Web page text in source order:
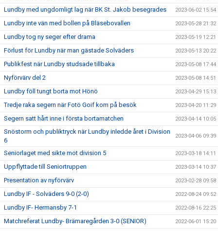
Lundby med ungdomligt lag när BK St. Jakob besegrades 2023-06-02 15:54
Lundby inte vän med bollen på Bläsebovallen 2023-05-28 21:32
Lundby tog ny seger efter drama 2023-05-19 12:21
Förlust för Lundby när man gästade Solväders 2023-05-13 20:22
Publikfest när Lundby studsade tillbaka 2023-05-08 17:44
Nyförvärv del 2 2023-05-08 14:51
Lundby föll tungt borta mot Hönö 2023-04-29 15:13
Tredje raka segern när Fotö Goif kom på besök 2023-04-20 11:29
Segern satt hårt inne i första bortamatchen 2023-04-14 10:05
Snöstorm och publiktryck när Lundby inledde året i Division
6
2023-04-06 09:39
Seniorlaget med sikte mot division 5 2023-03-18 14:11
Uppflyttade till Seniortruppen 2023-03-14 10:37
Presentation av nyförvärv 2023-02-28 09:58
Lundby IF - Solväders 9-0 (2-0) 2022-08-24 09:52
Lundby IF- Hermansby 7-1 2022-08-16 22:25
Matchreferat Lundby- Brämaregården 3-0 (SENIOR) 2022-06-01 15:20